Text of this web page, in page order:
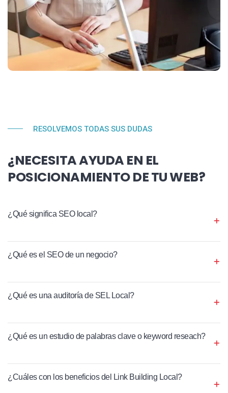
RESOLVEMOS TODAS SUS DUDAS
¿NECESITA AYUDA EN EL
POSICIONAMIENTO DE TU WEB?
¿Qué significa SEO local?
¿Qué es el SEO de un negocio?
¿Qué es una auditoría de SEL Local?
¿Qué es un estudio de palabras clave o keyword reseach?
¿Cuáles con los beneficios del Link Building Local?